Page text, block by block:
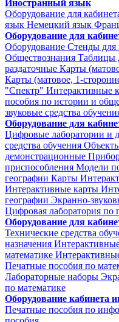
Иностранный язык
Оборудование для
язык Немецкий язык
Оборудование для
Оборудование Стенды для
Обществознания Таблицы
раздаточные Карты
Карты (матовое, 1-
"Спектр" Интерактивные
пособия по истории и
звуковые средства
Оборудование для
Цифровые лаборатории и
средства обучения
демонстрационные
приспособления Модели
географии Карты
Интерактивные карты
географии Экранно-
Цифровая лаборатория по
Оборудование для
Технические средства
назначения
математике
Печатные пособия по
Лабораторные наборы
по математике
Оборудование кабинета
Печатные пособия по